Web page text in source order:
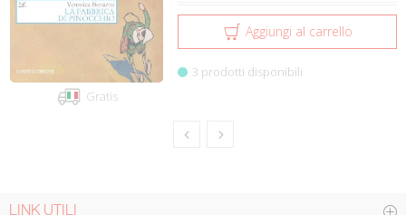
Gratis
Aggiungi al carrello
3 prodotti disponibili
LINK UTILI